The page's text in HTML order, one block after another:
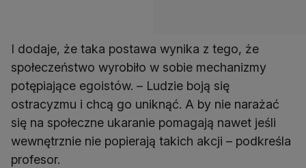
I dodaje, że taka postawa wynika z tego, że
społeczeństwo wyrobiło w sobie mechanizmy
potępiające egoistów. – Ludzie boją się
ostracyzmu i chcą go uniknąć. A by nie narażać
się na społeczne ukaranie pomagają nawet jeśli
wewnętrznie nie popierają takich akcji – podkreśla
profesor.